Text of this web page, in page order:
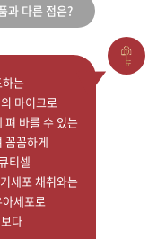
과 다른 점은?
는
마이크로
펴 바를 수 있는
꼼꼼하게
티셀
세포 채취와는
세포로
다